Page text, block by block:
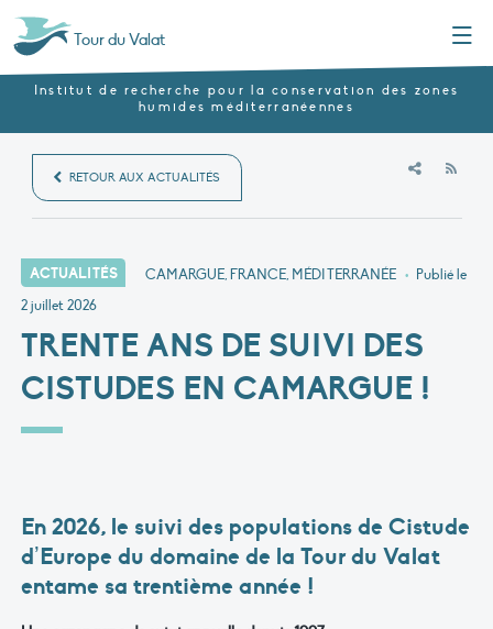
Tour du Valat
Institut de recherche pour la conservation des zones
humides méditerranéennes
RETOUR AUX ACTUALITÉS
ACTUALITÉS CAMARGUE, FRANCE, MÉDITERRANÉE • Publié le
2 juillet 2026
TRENTE ANS DE SUIVI DES
CISTUDES EN CAMARGUE !
En 2026, le suivi des populations de Cistude
d’Europe du domaine de la Tour du Valat
entame sa trentième année !